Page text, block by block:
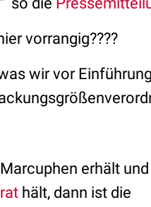
vorrangig????
wir vor
erhält
hält, dann ist die